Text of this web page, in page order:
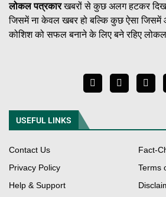
लोकल पत्रकारखबरों से कुछ अलग हटकर
जिसमें ना केवल खबर हो बल्कि कुछ ऐसा जिसमें
कोशिश को सफल बनाने के लिए बने रहिए
USEFUL LINKS
Contact Us
Fact-
Privacy Policy
Terms
Help & Support